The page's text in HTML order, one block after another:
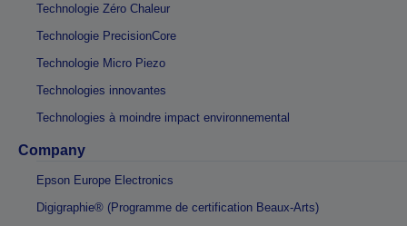
Technologie Zéro Chaleur
Technologie PrecisionCore
Technologie Micro Piezo
Technologies innovantes
Technologies à moindre impact environnemental
Company
Epson Europe Electronics
Digigraphie® (Programme de certification Beaux-Arts)